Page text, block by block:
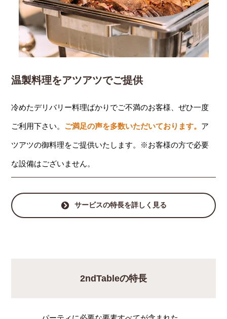
温製料理をアツアツでご提供
冷めたデリバリー料理ばかりでご不満のお客様、ぜひ一度
ご利用下さい。 ご満足の声を多数いただいております。 ア
ツアツの御料理をご提供いたします。※お客様の方で必要
な設備はございません。
サービスの特長を詳しく見る
2ndTableの特長